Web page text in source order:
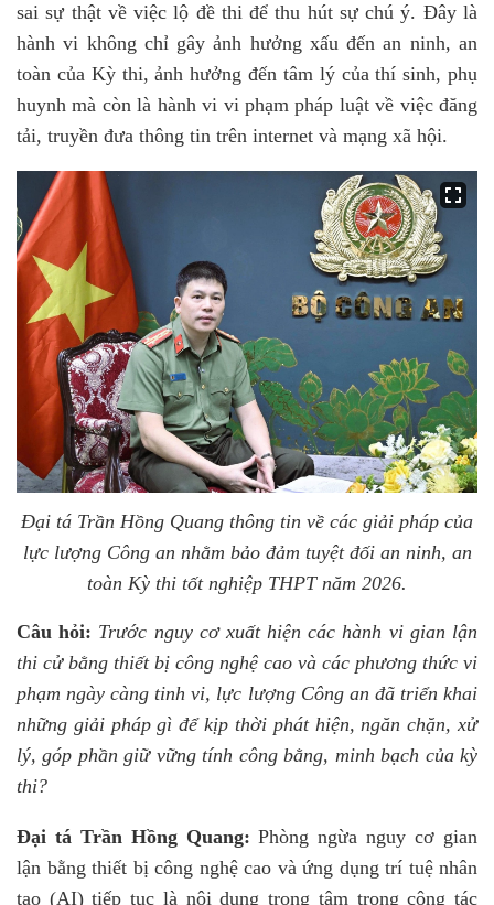
sai sự thật về việc lộ đề thi để thu hút sự chú ý. Đây là
hành vi không chỉ gây ảnh hưởng xấu đến an ninh, an
toàn của Kỳ thi, ảnh hưởng đến tâm lý của thí sinh, phụ
huynh mà còn là hành vi vi phạm pháp luật về việc đăng
tải, truyền đưa thông tin trên internet và mạng xã hội.
Đại tá Trần Hồng Quang thông tin về các giải pháp của
lực lượng Công an nhằm bảo đảm tuyệt đối an ninh, an
toàn Kỳ thi tốt nghiệp THPT năm 2026.
Câu hỏi: Trước nguy cơ xuất hiện các hành vi gian lận
thi cử bằng thiết bị công nghệ cao và các phương thức vi
phạm ngày càng tinh vi, lực lượng Công an đã triển khai
những giải pháp gì để kịp thời phát hiện, ngăn chặn, xử
lý, góp phần giữ vững tính công bằng, minh bạch của kỳ
thi?
Đại tá Trần Hồng Quang:Phòng ngừa nguy cơ gian
lận bằng thiết bị công nghệ cao và ứng dụng trí tuệ nhân
tạo (AI) tiếp tục là nội dung trọng tâm trong công tác